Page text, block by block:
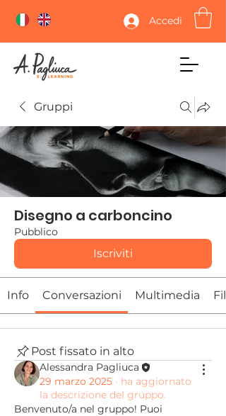
Accedi
Gruppi
Disegno a carboncino
Pubblico
Iscriviti
Info Conversazioni Multimedia File
Post fissato in alto
Alessandra Pagliuca
29 marzo 2025 · ha aggiornato
la descrizione del gruppo.
Benvenuto/a nel gruppo! Puoi